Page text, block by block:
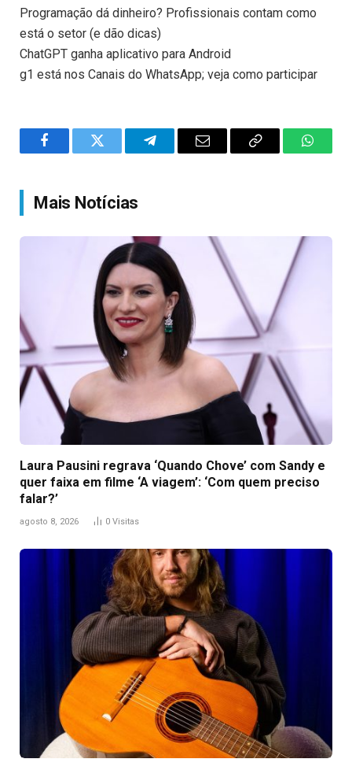
Programação dá dinheiro? Profissionais contam como
está o setor (e dão dicas)
ChatGPT ganha aplicativo para Android
g1 está nos Canais do WhatsApp; veja como participar
FacebookTwitter TelegramEmail
Copy
Mais Notícias
Laura Pausini regrava ‘Quando Chove’ com Sandy e
quer faixa em filme ‘A viagem’: ‘Com quem preciso
falar?’
agosto 8, 2026 0 Visitas